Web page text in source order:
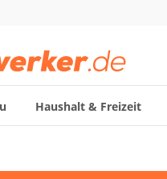
Haushalt & Freizeit
nach Kategorie